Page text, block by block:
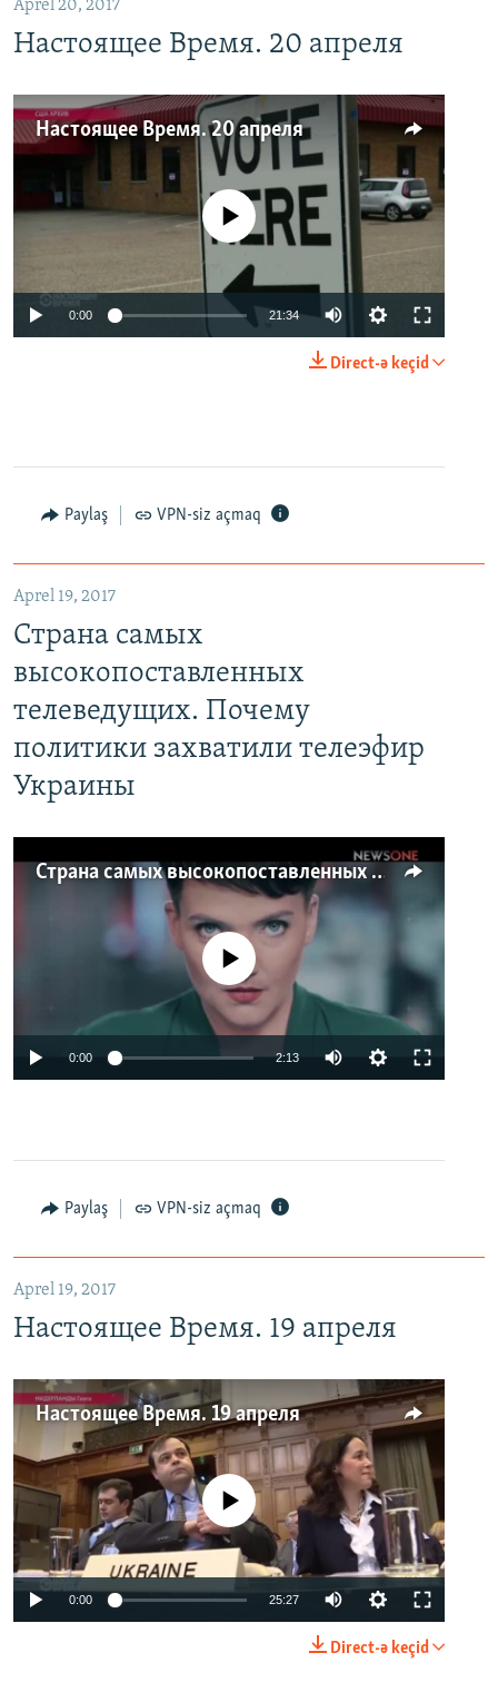
Aprel 20, 2017
Настоящее Время. 20 апреля
Настоящее Время. 20 апреля
No media source currently available
0:00 21:34
Direct-ə keçid
Paylaş VPN-siz açmaq
Aprel 19, 2017
Страна самых
высокопоставленных
телеведущих. Почему
политики захватили телеэфир
Украины
Страна самых высокопоставленных телеведущих. Почему политики захватили телеэфир Украины
No media source currently available
0:00 2:13
Paylaş VPN-siz açmaq
Aprel 19, 2017
Настоящее Время. 19 апреля
Настоящее Время. 19 апреля
No media source currently available
0:00 25:27
Direct-ə keçid